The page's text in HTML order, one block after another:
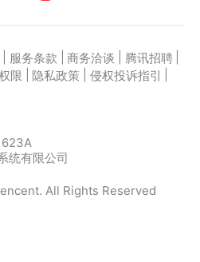
服务条款 商务洽谈 腾讯招聘
限 隐私政策 侵权投诉指引
统有限公司
All Rights Reserved